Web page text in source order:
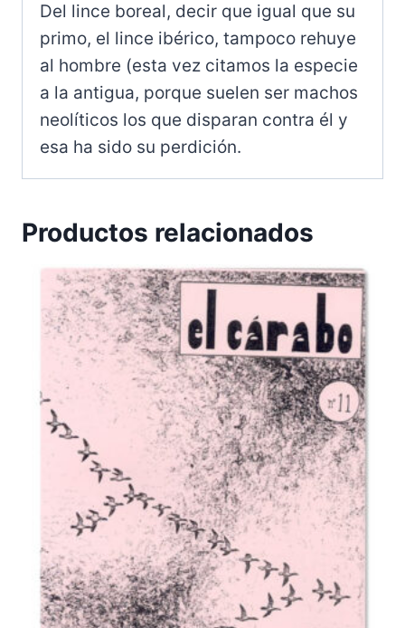
Del lince boreal, decir que igual que su
primo, el lince ibérico, tampoco rehuye
al hombre (esta vez citamos la especie
a la antigua, porque suelen ser machos
neolíticos los que disparan contra él y
esa ha sido su perdición.
Productos relacionados